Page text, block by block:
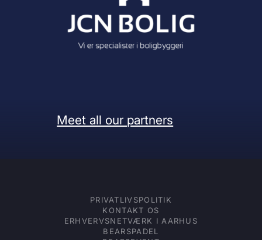
Meet all our partners
PRIVATLIVSPOLITIK
KONTAKT OS
ERHVERVSNETVÆRK I AARHUS
BEARSPADEL